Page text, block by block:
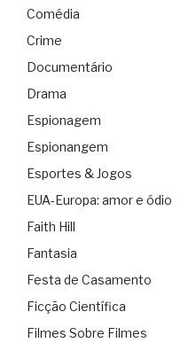
Comédia
Crime
Documentário
Drama
Espionagem
Espionangem
Esportes & Jogos
EUA-Europa: amor e ódio
Faith Hill
Fantasia
Festa de Casamento
Ficção Científica
Filmes Sobre Filmes